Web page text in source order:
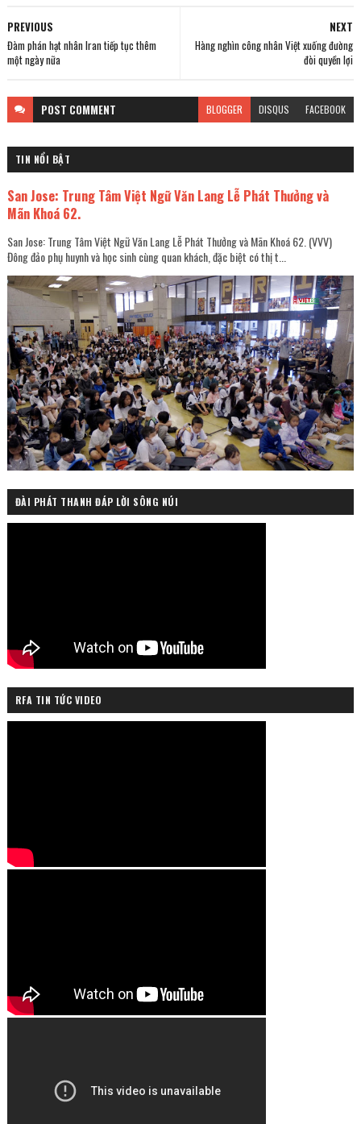
NEXT
Hàng nghìn công nhân Việt xuống đường
đòi quyền lợi
PREVIOUS
Đàm phán hạt nhân Iran tiếp tục thêm
một ngày nữa
POST COMMENT BLOGGER DISQUS FACEBOOK
TIN NỔI BẬT
San Jose: Trung Tâm Việt Ngữ Văn Lang Lễ Phát Thưởng và
Mãn Khoá 62.
San Jose: Trung Tâm Việt Ngữ Văn Lang Lễ Phát Thưởng và Mãn Khoá 62. (VVV)
Đông đảo phụ huynh và học sinh cùng quan khách, đặc biệt có thị t...
ĐÀI PHÁT THANH ĐÁP LỜI SÔNG NÚI
RFA TIN TỨC VIDEO